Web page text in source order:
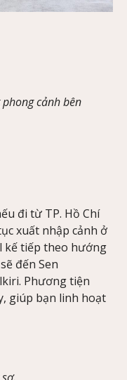
cảnh bên
đi từ TP. Hồ Chí
xuất nhập cảnh ở
kế tiếp theo hướng
đến Sen
Phương tiện
giúp bạn linh hoạt